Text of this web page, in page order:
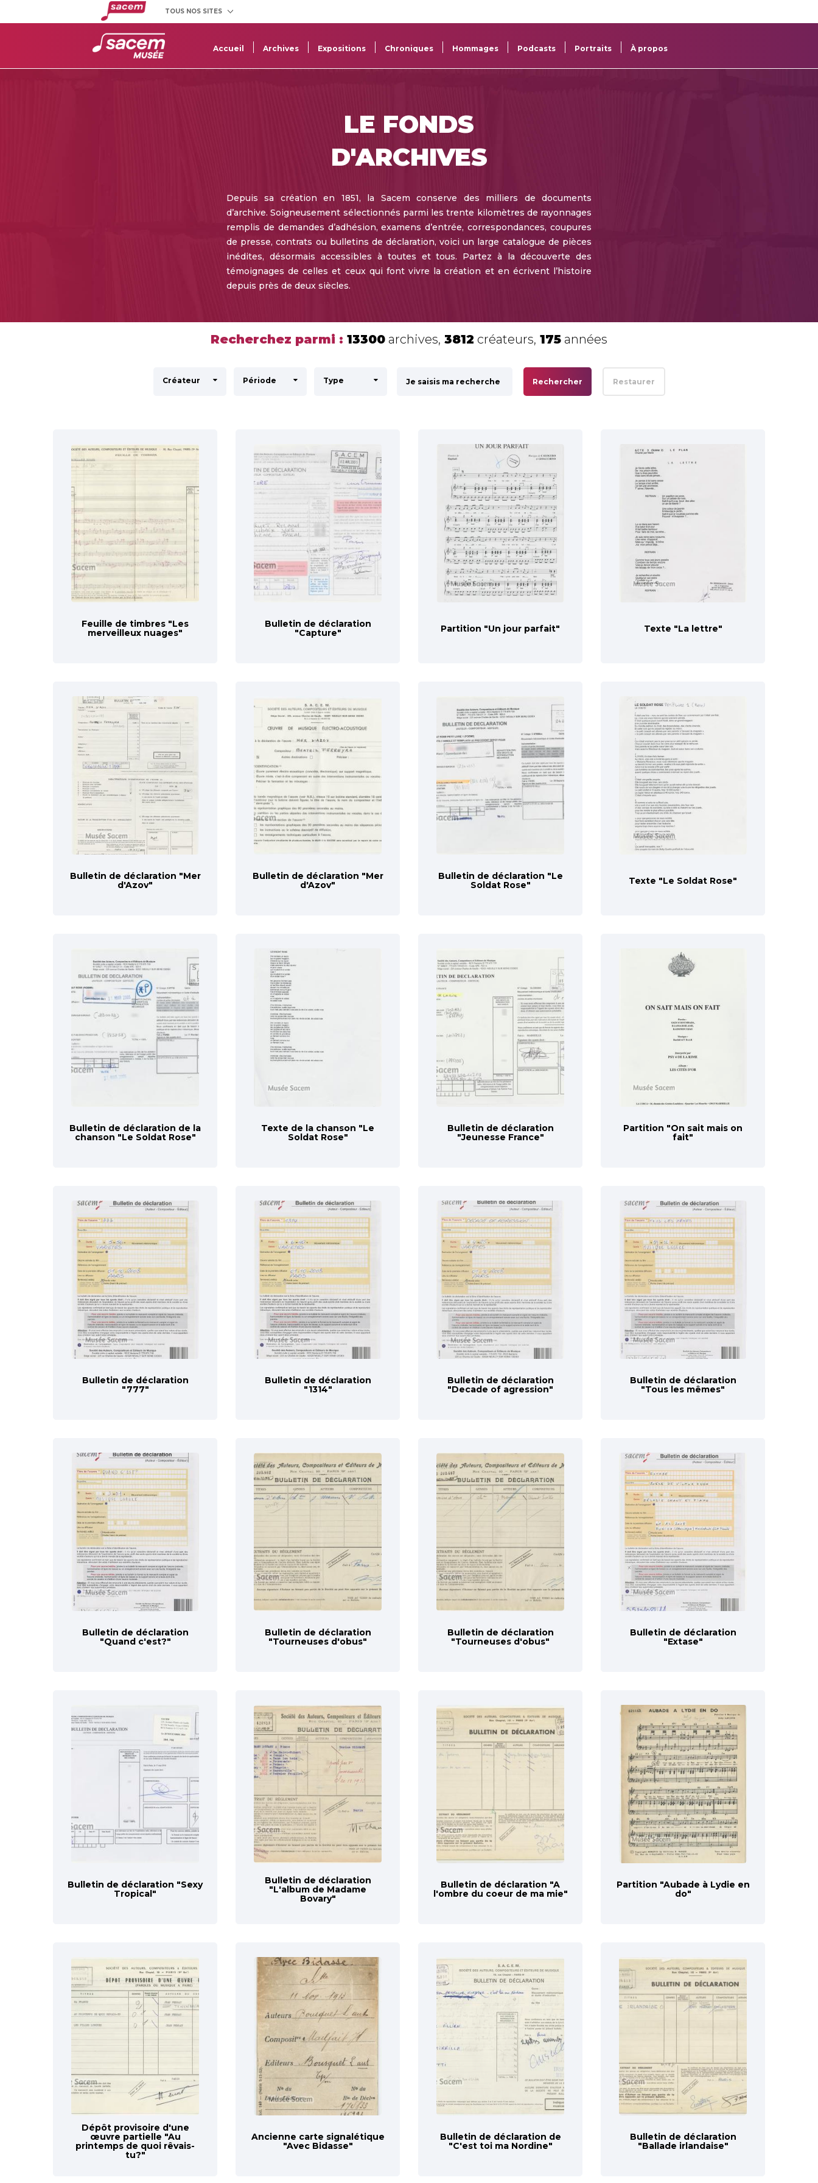
TOUS NOS SITES
Créateurs
et éditeurs
utilisateurs
Sacem
projets
Sacem
des œuvres
Accueil Archives Expositions Chroniques Hommages Podcasts Portraits À propos
LE FONDS
D'ARCHIVES
Depuis sa création en 1851, la Sacem conserve des milliers de documents
d’archive. Soigneusement sélectionnés parmi les trente kilomètres de rayonnages
remplis de demandes d’adhésion, examens d’entrée, correspondances, coupures
de presse, contrats ou bulletins de déclaration, voici un large catalogue de pièces
inédites, désormais accessibles à toutes et tous. Partez à la découverte des
témoignages de celles et ceux qui font vivre la création et en écrivent l’histoire
depuis près de deux siècles.
Recherchez parmi : 13300 archives, 3812 créateurs, 175 années
Créateur Période Type Rechercher Restaurer
Feuille de timbres "Les
merveilleux nuages"
Bulletin de déclaration
"Capture"
Partition "Un jour parfait" Texte "La lettre"
Bulletin de déclaration "Mer
d'Azov"
Bulletin de déclaration "Mer
d'Azov"
Bulletin de déclaration "Le
Soldat Rose"
Texte "Le Soldat Rose"
Bulletin de déclaration de la
chanson "Le Soldat Rose"
Texte de la chanson "Le
Soldat Rose"
Bulletin de déclaration
"Jeunesse France"
Partition "On sait mais on
fait"
Bulletin de déclaration
"777"
Bulletin de déclaration
"1314"
Bulletin de déclaration
"Decade of agression"
Bulletin de déclaration
"Tous les mêmes"
Bulletin de déclaration
"Quand c'est?"
Bulletin de déclaration
"Tourneuses d'obus"
Bulletin de déclaration
"Tourneuses d'obus"
Bulletin de déclaration
"Extase"
Bulletin de déclaration "Sexy
Tropical"
Bulletin de déclaration
"L'album de Madame
Bovary"
Bulletin de déclaration "A
l'ombre du coeur de ma mie"
Partition "Aubade à Lydie en
do"
Dépôt provisoire d'une
œuvre partielle "Au
printemps de quoi rêvais-
tu?"
Ancienne carte signalétique
"Avec Bidasse"
Bulletin de déclaration de
"C'est toi ma Nordine"
Bulletin de déclaration
"Ballade irlandaise"